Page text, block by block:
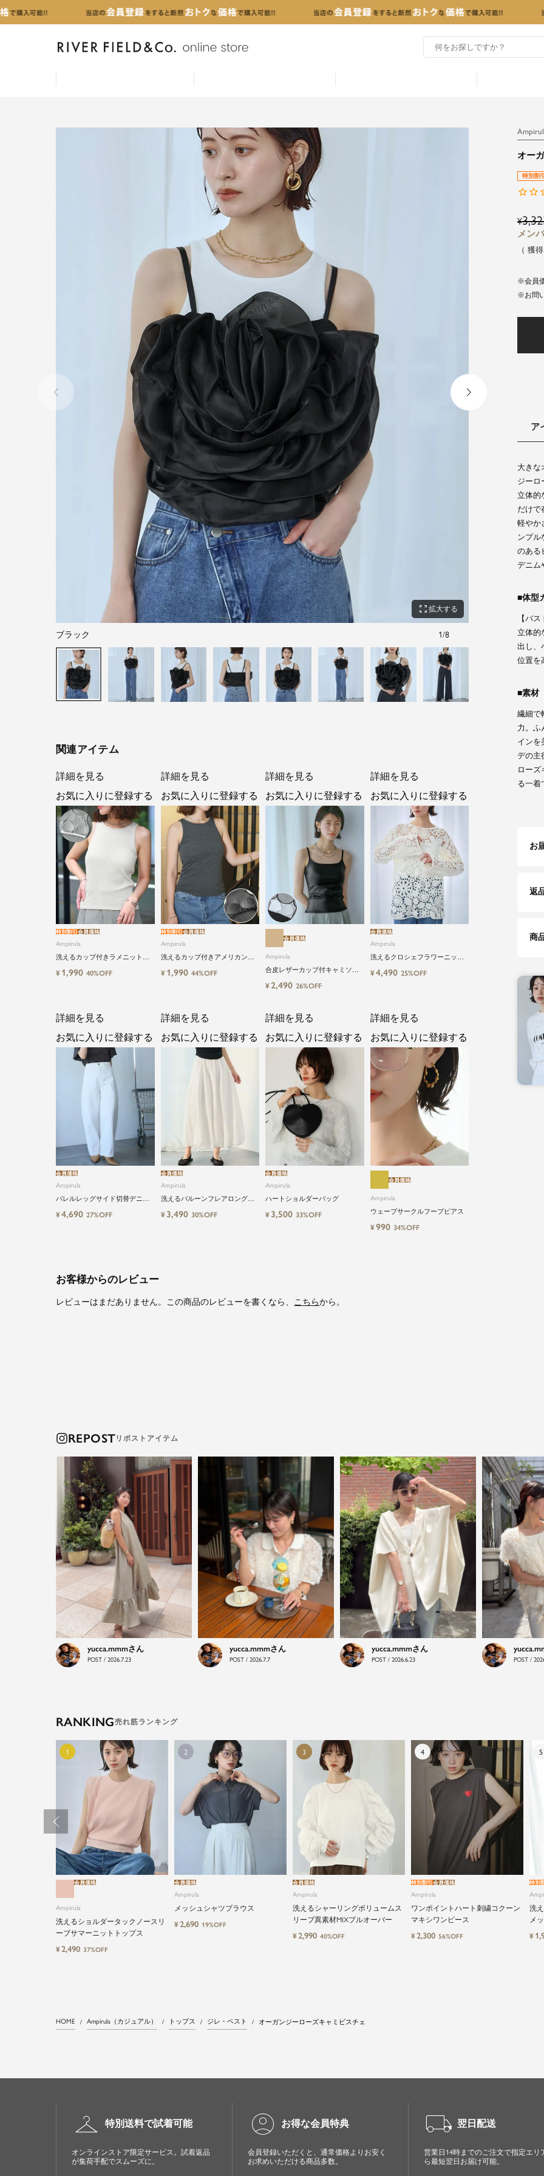
zoom_out_map 拡大する
ブラック 身長：166cm 着
1/8
関連アイテム
Ampirula
洗えるカップ付きラメニットア
メリカンスリーブタンクトップ
特別割引 会員価格
¥ 1,990 40%OFF
詳細を見る
お気に入りに登録する
Ampirula
洗えるカップ付きアメリカンス
リーブタンクトップ
特別割引 会員価格
¥ 1,990 44%OFF
詳細を見る
お気に入りに登録する
Ampirula
合皮レザーカップ付キャミソー
会員価格
¥2,490 26%OFF
詳細を見る
お気に入りに登録する
Ampirula
洗えるクロシェフラワーニット
チュニック
会員価格
¥4,490 25%OFF
詳細を見る
お気に入りに登録する
Ampirula
バレルレッグサイド切替デニム
パンツ
会員価格
¥4,690 27%OFF
詳細を見る
お気に入りに登録する
Ampirula
洗えるバルーンフレアロングス
カート
会員価格
¥ 3,490 30%OFF
詳細を見る
お気に入りに登録する
Ampirula
ハートショルダーバッグ
会員価格
¥ 3,500 33%OFF
詳細を見る
お気に入りに登録する
Ampirula
ウェーブサークルフープピアス
会員価格
¥990 34%OFF
詳細を見る
お気に入りに登録する
お客様からのレビュー
レビューはまだありません。この商品のレビューを書くなら、 こちらから。
オー
特別割
¥
会員
ア
大きな
ジーロ
立体的
だけで
軽やか
ンプル
のある
デニム
体型
【バ
立体的
出し、
位置を
素材
繊細で
力。ふ
インを
デの主
ローズ
る一着
お
返
商
都会的で自由なムードにトレンドを。手
頃な価格で毎日に寄り添う。
Ampirula（アンピルーラ）は、「今」をまとう、洗練
カジュアル。都会的で自由なムードに、トレンドをひ
とさし。毎日に寄り添うリアルクローズを手に取りや
すい価格で。
等身大の自分でいられる心地よさを大切に、アクティ
ブな日常も、おしゃれに自分らしく。
close
REPOST
yucca.mmm
POST / 2026.7.23
yucca.mmm
POST / 2026.7.7
yucca.mmm
POST / 2026.6.23 POST /
RANKING
Ampirula
洗えるショルダータックノースリ
ーブサマーニットトップス
会員価格
¥2,490 37%OFF
Ampirula
メッシュシャツブラウス
会員価格
¥2,690 19%OFF
Ampirula
洗えるシャーリングボリュームス
リーブ異素材MIXプルオーバー
会員価格
¥2,990 40%OFF
Ampirula
ワンポイントハート刺繍コクーン
マキシワンピース
特別割引会員価格
¥2,300 56%OFF
洗
メ
特別
¥
HOME Ampirula（カジュアル） トップス ジレ・ベスト オーガンジーローズキャミビスチェ
checkroom 特別送料で試着可能
オンラインストア限定サービス。試着返品
が集荷手配でスムーズに。
account_circle お得な会員特典
会員登録いただくと、通常価格よりお安く
お求めいただける商品多数。
local_shipping 翌日配送
営業日14時までのご注文で指定エリ
ら最短翌日お届け可能。